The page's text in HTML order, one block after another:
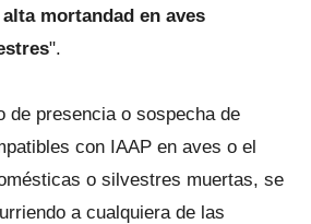
mortandad en aves
".
de presencia o sospecha de
con IAAP en aves o el
o silvestres muertas, se
a cualquiera de las